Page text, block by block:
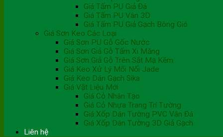
Giá Tấm PU Giả Đá
Giá Tấm PU Vân 3D
Giá Tấm PU Giả Gạch Bông Gió
Giá Sơn Keo Các Loại
Giá Sơn PU Gỗ Gốc Nước
Giá Sơn Giả Gỗ Tấm Xi Măng
Giá Sơn Giả Gỗ Trên Sắt Mạ Kẽm
Giá Keo Xử Lý Mối Nối Jade
Giá Keo Dán Gạch Sika
Giá Vật Liệu Mới
Giá Cỏ Nhân Tạo
Giá Cỏ Nhựa Trang Trí Tường
Giá Xốp Dán Tường PVC Vân Đá
Giá Xốp Dán Tường 3D Giả Gạch
Liên hệ